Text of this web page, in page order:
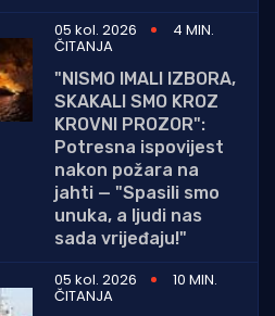
05 kol. 2026
4 MIN.
ČITANJA
"NISMO IMALI IZBORA,
SKAKALI SMO KROZ
KROVNI PROZOR":
Potresna ispovijest
nakon požara na
jahti — "Spasili smo
unuka, a ljudi nas
sada vrijeđaju!"
05 kol. 2026
10 MIN.
ČITANJA